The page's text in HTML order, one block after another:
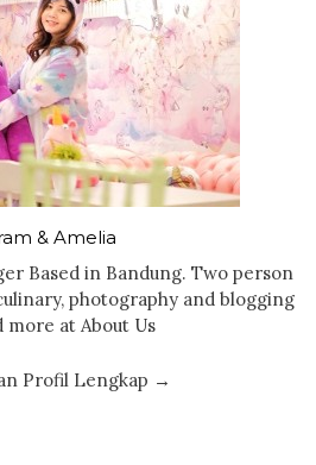
& Amelia
Based in Bandung. Two person
photography and blogging
more at About Us
Profil Lengkap →